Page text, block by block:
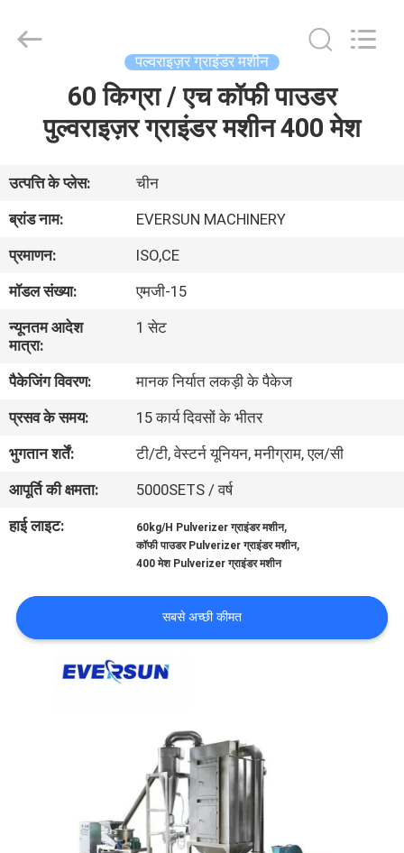
वीआर
दिखाएँ
हमारे
बारे
में
कारखाना
भ्रमण
गुणवत्ता
संपर्क
करें
पल्वराइज़र ग्राइंडर मशीन
60 किग्रा / एच कॉफी पाउडर
पुल्वराइज़र ग्राइंडर मशीन 400 मेश
उत्पत्ति के प्लेस:
चीन
ब्रांड नाम:
EVERSUN MACHINERY
प्रमाणन:
ISO,CE
मॉडल संख्या:
एमजी-15
न्यूनतम आदेश
मात्रा:
1 सेट
पैकेजिंग विवरण:
मानक निर्यात लकड़ी के पैकेज
प्रसव के समय:
15 कार्य दिवसों के भीतर
भुगतान शर्तें:
टी/टी, वेस्टर्न यूनियन, मनीग्राम, एल/सी
आपूर्ति की क्षमता:
5000SETS / वर्ष
हाई लाइट:
60kg/H Pulverizer ग्राइंडर मशीन,
कॉफी पाउडर Pulverizer ग्राइंडर मशीन,
400 मेश Pulverizer ग्राइंडर मशीन
सबसे अच्छी कीमत